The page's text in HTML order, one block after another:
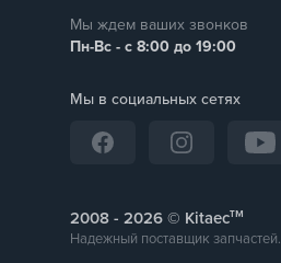
Мы ждем ваших звонков
Пн-Вс - с 8:00 до 19:00
Мы в социальных сетях
2008 - © Kitaecтм
Надежный поставщик запчастей.